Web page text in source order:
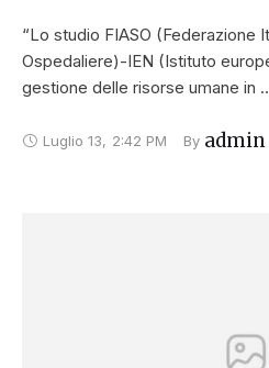
“Lo studio FIASO (Federazione
Ospedaliere)-IEN (Istituto
gestione delle risorse umane in
Luglio 13, 2:42 PM By admin